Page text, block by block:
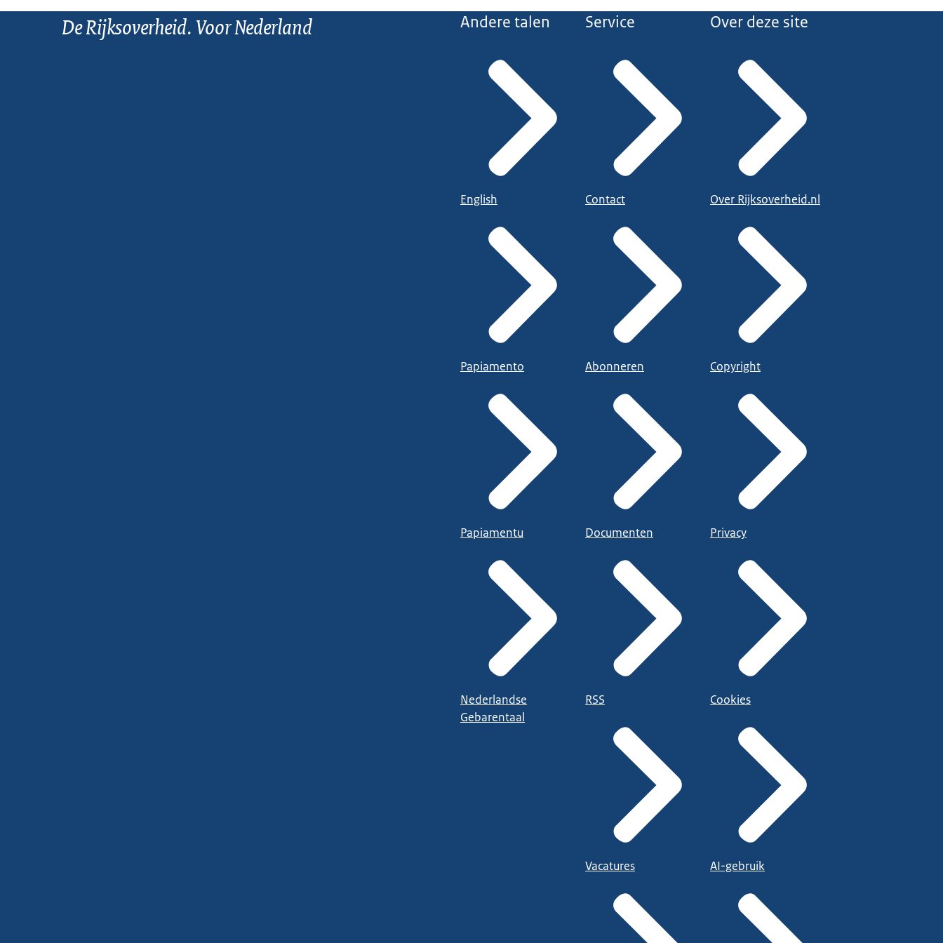
De Rijksoverheid. Voor Nederland Andere talen
English
Papiamento
Papiamentu
Nederlandse
Gebarentaal
Service
Contact
Abonneren
Documenten
RSS
Vacatures
Over deze site
Over Rijksoverheid.nl
Copyright
Privacy
Cookies
AI-gebruik